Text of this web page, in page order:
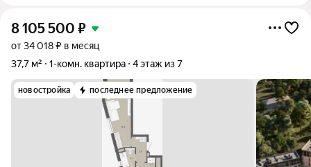
8 105 500 ₽
от 34 018 ₽ в месяц
37,7 м²
1-комн. квартира 4 этаж из 7
новостройка последнее предложение